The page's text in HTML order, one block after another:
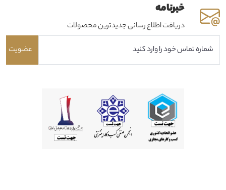
خبرنامه
دریافت اطلاع رسانی جدیدترین محصولات
عضویت